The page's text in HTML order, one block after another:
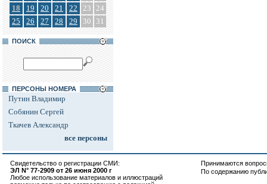
18
19 20 21 22 23 24
25
26 27 28 29 30 31
ПОИСК
ПЕРСОНЫ НОМЕРА
Путин Владимир
Собянин Сергей
Ткачев Александр
все персоны
Свидетельство о регистрации СМИ:
ЭЛ N° 77-2909 от 26 июня 2000 г
Любое использование материалов и иллюстраций
Принимаются
По содержанию